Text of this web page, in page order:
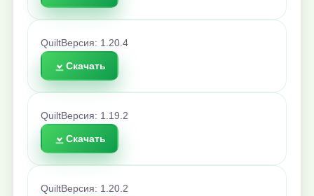
QuiltВерсия: 1.20.4
Скачать
QuiltВерсия: 1.19.2
Скачать
QuiltВерсия: 1.20.2